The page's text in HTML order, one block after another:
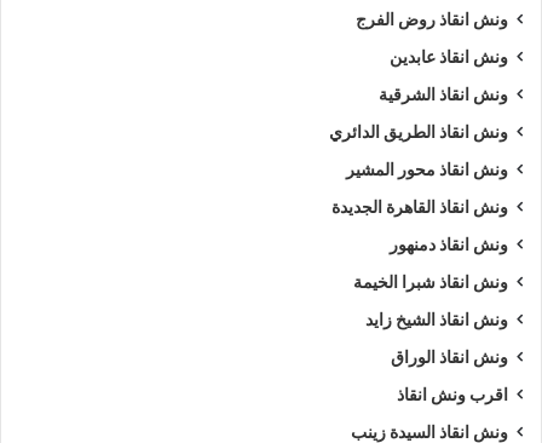
ونش انقاذ روض الفرج
ونش انقاذ عابدين
ونش انقاذ الشرقية
ونش انقاذ الطريق الدائري
ونش انقاذ محور المشير
ونش انقاذ القاهرة الجديدة
ونش انقاذ دمنهور
ونش انقاذ شبرا الخيمة
ونش انقاذ الشيخ زايد
ونش انقاذ الوراق
اقرب ونش انقاذ
ونش انقاذ السيدة زينب